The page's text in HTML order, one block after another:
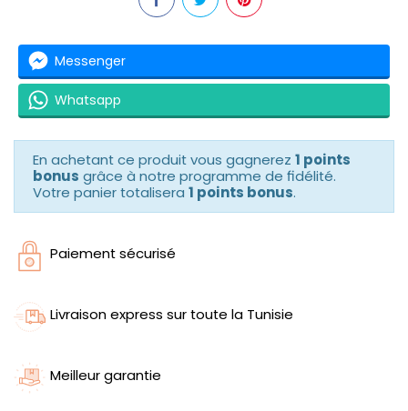
Messenger
Whatsapp
En achetant ce produit vous gagnerez 1 points
bonus grâce à notre programme de fidélité.
Votre panier totalisera 1 points bonus.
Paiement sécurisé
Livraison express sur toute la Tunisie
Meilleur garantie